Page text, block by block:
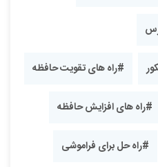
#راه های تقویت حافظه
#راه های افزایش حافظه
#راه حل برای فراموشی